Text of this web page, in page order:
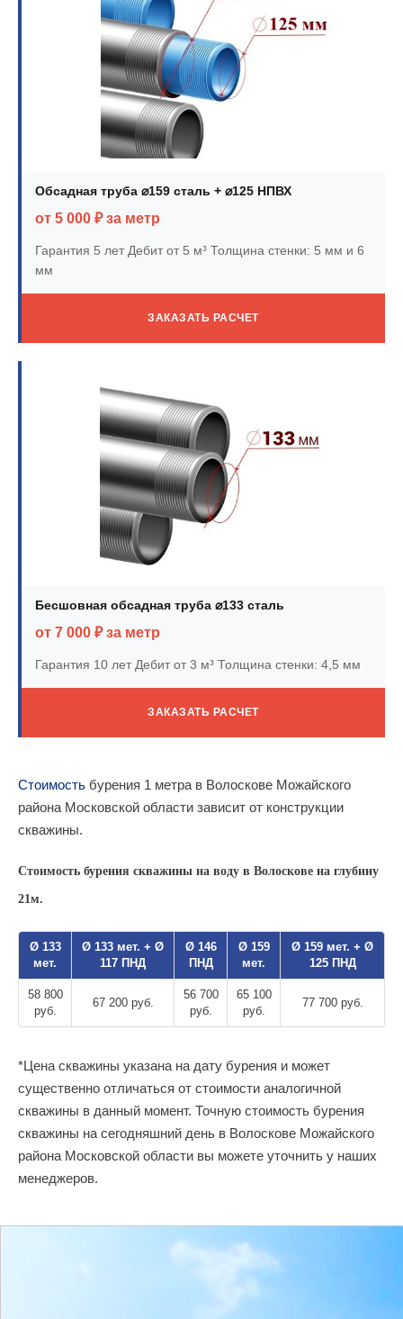
Обсадная труба ⌀159 сталь + ⌀125 НПВХ
от 5 000 ₽ за метр
Гарантия 5 летДебит от 5 м³ Толщина стенки: 5 мм и 6
мм
ЗАКАЗАТЬ РАСЧЕТ
Бесшовная обсадная труба ⌀133 сталь
от 7 000 ₽ за метр
Гарантия 10 летДебит от 3 м³ Толщина стенки: 4,5 мм
ЗАКАЗАТЬ РАСЧЕТ
Стоимость бурения 1 метра в Волоскове Можайского
района Московской области зависит от конструкции
скважины.
Стоимость бурения скважины на воду в Волоскове на глубину
21м.
Ø 133
мет.
Ø 133 мет. + Ø
117 ПНД
Ø 146
ПНД
Ø 159
мет.
Ø 159 мет. + Ø
125 ПНД
58 800
руб.
67 200 руб.
56 700
руб.
65 100
руб.
77 700 руб.
*Цена скважины указана на дату бурения и может
существенно отличаться от стоимости аналогичной
скважины в данный момент. Точную стоимость бурения
скважины на сегодняшний день в Волоскове Можайского
района Московской области вы можете уточнить у наших
менеджеров.